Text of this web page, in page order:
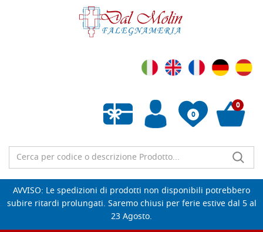
0
Wishlist vuota
0
AVVISO: Le spedizioni di prodotti non disponibili potrebbero
subire ritardi prolungati. Saremo chiusi per ferie estive dal 5 al
23 Agosto.